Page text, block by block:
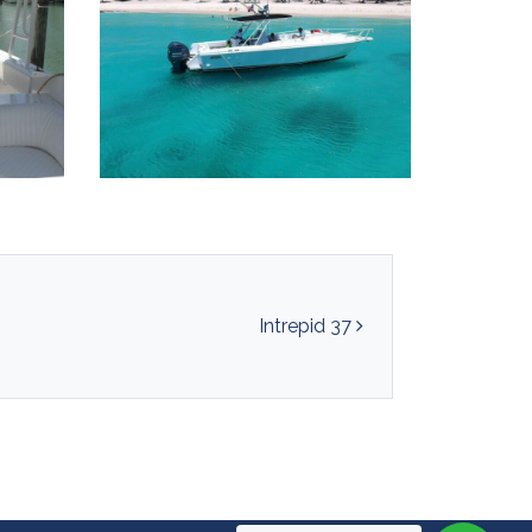
Intrepid 37